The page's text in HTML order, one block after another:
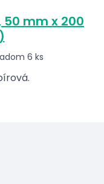
mm x 200
6 ks